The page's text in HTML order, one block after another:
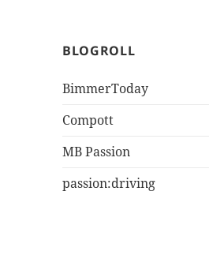
BLOGROLL
BimmerToday
Compott
MB Passion
passion:driving